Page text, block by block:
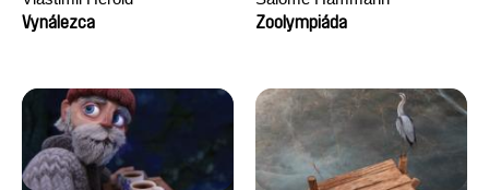
Vynálezca
Zoolympiáda